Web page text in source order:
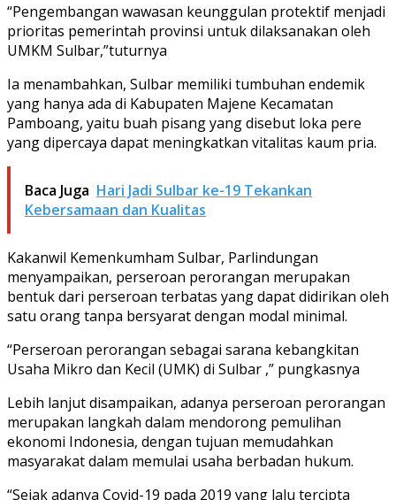
“Pengembangan wawasan keunggulan protektif menjadi
prioritas pemerintah provinsi untuk dilaksanakan oleh
UMKM Sulbar,”tuturnya
Ia menambahkan, Sulbar memiliki tumbuhan endemik
yang hanya ada di Kabupaten Majene Kecamatan
Pamboang, yaitu buah pisang yang disebut loka pere
yang dipercaya dapat meningkatkan vitalitas kaum pria.
Baca Juga Hari Jadi Sulbar ke-19 Tekankan
Kebersamaan dan Kualitas
Kakanwil Kemenkumham Sulbar, Parlindungan
menyampaikan, perseroan perorangan merupakan
bentuk dari perseroan terbatas yang dapat didirikan oleh
satu orang tanpa bersyarat dengan modal minimal.
“Perseroan perorangan sebagai sarana kebangkitan
Usaha Mikro dan Kecil (UMK) di Sulbar ,” pungkasnya
Lebih lanjut disampaikan, adanya perseroan perorangan
merupakan langkah dalam mendorong pemulihan
ekonomi Indonesia, dengan tujuan memudahkan
masyarakat dalam memulai usaha berbadan hukum.
“Sejak adanya Covid-19 pada 2019 yang lalu tercipta